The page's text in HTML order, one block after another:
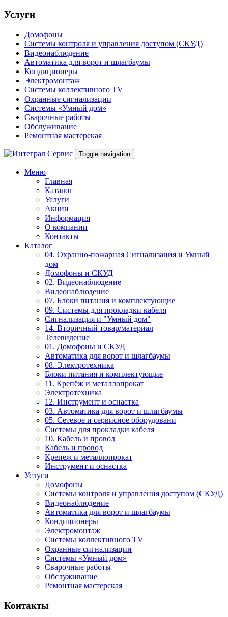
Услуги
Домофоны
Системы контроля и управления доступом (СКУД)
Видеонаблюдение
Автоматика для ворот и шлагбаумы
Кондиционеры
Электромонтаж
Системы коллективного TV
Охранные сигнализации
Системы «Умный дом»
Сварочные работы
Обслуживание
Ремонтная мастерская
Toggle navigation
Меню
Главная
Каталог
Услуги
Акции
Информация
О компании
Контакты
Каталог
04. Охранно-пожарная Сигнализация и Умный
дом
Домофоны и СКУД
02. Видеонаблюдение
Видеонаблюдение
07. Блоки питания и комплектующие
09. Системы для прокладки кабеля
Сигнализация и "Умный дом"
14. Вторичный товар/материал
Телевидение
01. Домофоны и СКУД
Автоматика для ворот и шлагбаумы
08. Электротехника
Блоки питания и комплектующие
11. Крепёж и металлопрокат
Электротехника
12. Инструмент и оснастка
03. Автоматика для ворот и шлагбаумы
05. Сетевое и сервисное оборудовани
Системы для прокладки кабеля
10. Кабель и провод
Кабель и провод
Крепеж и металлопрокат
Инструмент и оснастка
Услуги
Домофоны
Системы контроля и управления доступом (СКУД)
Видеонаблюдение
Автоматика для ворот и шлагбаумы
Кондиционеры
Электромонтаж
Системы коллективного TV
Охранные сигнализации
Системы «Умный дом»
Сварочные работы
Обслуживание
Ремонтная мастерская
Контакты